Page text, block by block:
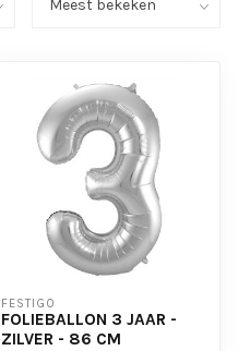
FESTIGO
FOLIEBALLON 3 JAAR -
ZILVER - 86 CM